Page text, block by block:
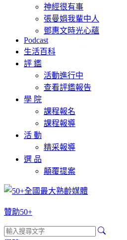
神經很有事
張曼娟我輩中人
鄧惠文時光心蘊
Podcast
生活百科
評 鑑
活動進行中
查看評鑑報告
學 院
課程報名
課程報導
活 動
精采報導
選 品
顛覆提案
贊助50+